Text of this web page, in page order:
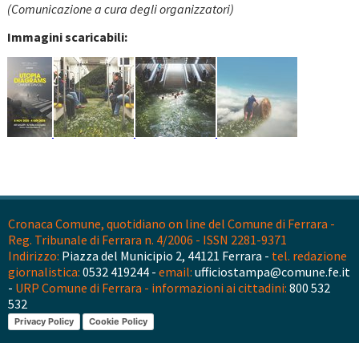
(Comunicazione a cura degli organizzatori)
Immagini scaricabili:
Cronaca Comune, quotidiano on line del Comune di Ferrara -
Reg. Tribunale di Ferrara n. 4/2006 - ISSN 2281-9371
Indirizzo: Piazza del Municipio 2, 44121 Ferrara - tel. redazione
giornalistica: 0532 419244 - email: ufficiostampa@comune.fe.it
- URP Comune di Ferrara - informazioni ai cittadini: 800 532
532
Privacy Policy Cookie Policy